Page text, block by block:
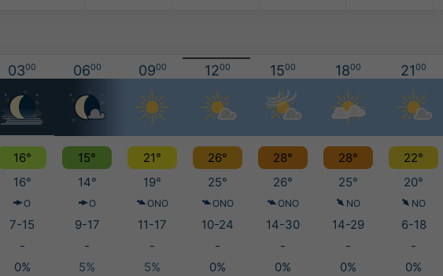
0300 0600 0900 1200 1500 1800 2100
16° 15° 21° 26° 28° 28° 22°
16° 14° 19° 25° 26° 25° 20°
O O ONO ONO ONO NO NO
7-15 9-17 11-17 10-24 14-30 14-29 6-18
- - - - - - -
0% 5% 5% 0% 0% 0% 0%